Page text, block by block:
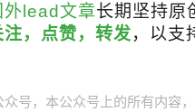
外lead文章长期坚持原
注，点赞，转发，以支
众号，本公众号 上的所有内容